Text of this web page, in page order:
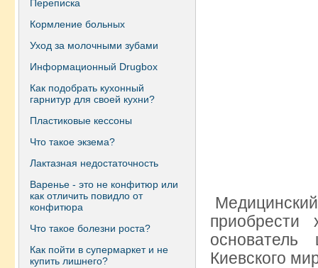
Переписка
Кормление больных
Уход за молочными зубами
Информационный Drugbox
Как подобрать кухонный
гарнитур для своей кухни?
Пластиковые кессоны
Что такое экзема?
Лактазная недостаточность
Варенье - это не конфитюр или
как отличить повидло от
конфитюра
Что такое болезни роста?
Как пойти в супермаркет и не
купить лишнего?
приобрести
Киевского